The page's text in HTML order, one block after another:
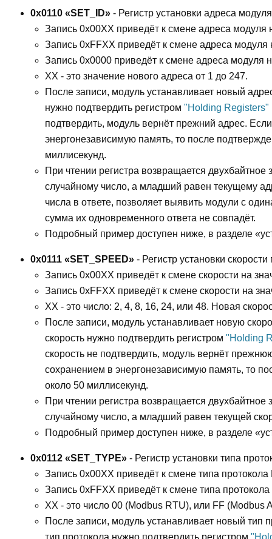
0x0110 «SET_ID» - Регистр установки адреса
Запись 0x00XX приведёт к смене адреса модуля
Запись 0xFFXX приведёт к смене адреса
Запись 0x0000 приведёт к смене адреса модуля
XX - это значение нового адреса от 1 до 247.
После записи, модуль устанавливает новый
нужно подтвердить регистром "Holding Registers"
подтвердить, модуль вернёт прежний адрес.
энергонезависимую память, то после
миллисекунд.
При чтении регистра возвращается двухбайтное
случайному число, а младший равен текущему
числа в ответе, позволяет выявить модули с
сумма их одновременного ответа не совпадёт.
Подробный пример доступен ниже, в разделе
0x0111 «SET_SPEED» - Регистр установки
Запись 0x00XX приведёт к смене скорости на
Запись 0xFFXX приведёт к смене скорости на
XX - это число: 2, 4, 8, 16, 24, или 48. Новая
После записи, модуль устанавливает новую
скорость нужно подтвердить регистром "Holding
скорость не подтвердить, модуль вернёт
сохранением в энергонезависимую память, то
около 50 миллисекунд.
При чтении регистра возвращается двухбайтное
случайному число, а младший равен текущей
Подробный пример доступен ниже, в разделе
0x0112 «SET_TYPE» - Регистр установки типа
Запись 0x00XX приведёт к смене типа
Запись 0xFFXX приведёт к смене типа
XX - это число 00 (Modbus RTU), или FF (Modbus
После записи, модуль устанавливает новый тип
тип протокола нужно подтвердить регистром